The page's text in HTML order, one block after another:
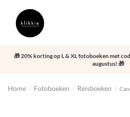
🎁 20% korting op L & XL fotoboeken met
augustus! 🎁
Home / Fotoboeken / Reisboeken /